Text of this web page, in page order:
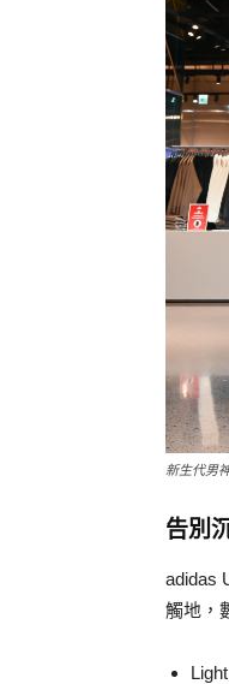
新生代男
告別
adidas
觸地，